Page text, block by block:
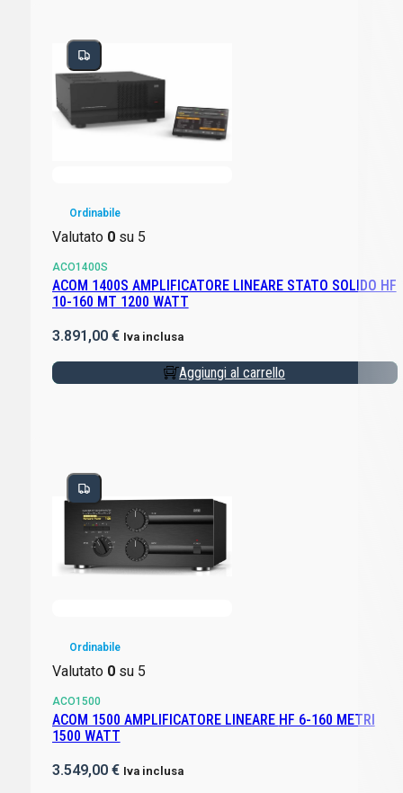
Ordinabile
Valutato 0su 5
ACO1400S
ACOM 1400S AMPLIFICATORE LINEARE STATO SOLIDO HF
10-160 MT 1200 WATT
3.891,00 € Iva inclusa
Aggiungi al carrello
Ordinabile
Valutato 0su 5
ACO1500
ACOM 1500 AMPLIFICATORE LINEARE HF 6-160 METRI
1500 WATT
3.549,00 € Iva inclusa